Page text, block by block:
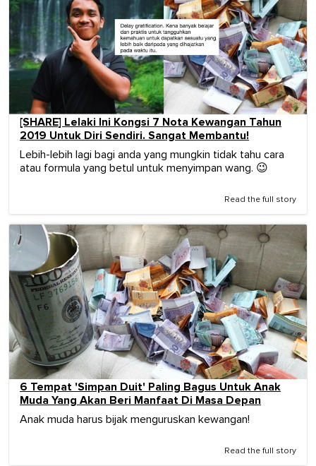
[SHARE] Lelaki Ini Kongsi 7 Nota Kewangan Tahun
2019 Untuk Diri Sendiri. Sangat Membantu!
Lebih-lebih lagi bagi anda yang mungkin tidak tahu cara
atau formula yang betul untuk menyimpan wang. 😉
Read the full story
6 Tempat 'Simpan Duit' Paling Bagus Untuk Anak
Muda Yang Akan Beri Manfaat Di Masa Depan
Anak muda harus bijak menguruskan kewangan!
Read the full story